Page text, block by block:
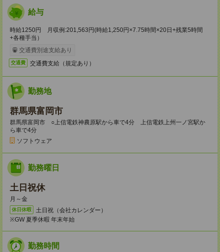
給与
時給1250円 月収例:201,563円(時給1,250円×7.75時間×20日+残業5時間
+各種手当）
交通費別途支給あり
交通費 交通費支給（規定あり）
勤務地
群馬県富岡市
群馬県富岡市 ○上信電鉄神農原駅から車で4分 上信電鉄上州一ノ宮駅か
ら車で4分
ソフトウェア
勤務曜日
土日祝休
月～金
休日休暇
土日祝（会社カレンダー）
※GW 夏季休暇 年末年始
勤務時間